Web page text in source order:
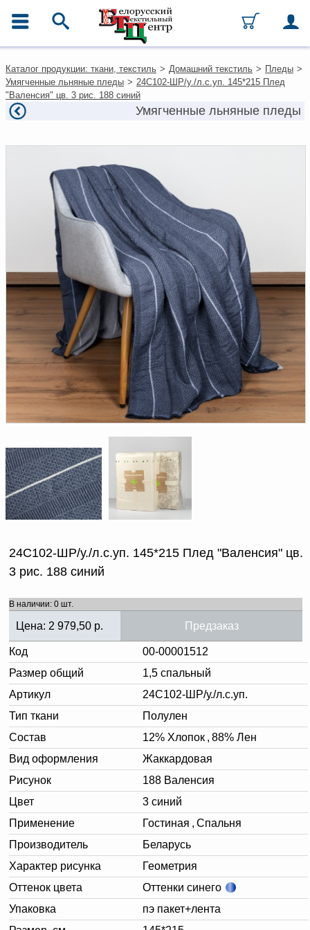
Каталог
Ткани
Домашний текстиль
Одежда
Текстиль для ресторанов и
Текстильная галантерея и
фурнитура
Условия работы
Оплата и доставка
Как оформить заказ
Вакансии
Как нас найти
Написать нам
Доверенность на
получение груза
Документы по работе с
персональными данными
Письмо руководителю
Вопросы и ответы
Новости | Статьи
Каталог продукции: ткани, текстиль > Домашний текстиль > Пледы >
Умягченные льняные пледы > 24С102-ШР/у./л.с.уп. 145*215 Плед
"Валенсия" цв. 3 рис. 188 синий
Умягченные льняные пледы
24С102-ШР/у./л.с.уп. 145*215 Плед "Валенсия" цв.
3 рис. 188 синий
В наличии: 0 шт.
Цена: 2 979,50 р. Предзаказ
Код
00-00001512
Размер общий
1,5 спальный
Артикул
24С102-ШР/у./л.с.уп.
Тип ткани
Полулен
Состав
12% Хлопок , 88% Лен
Вид оформления
Жаккардовая
Рисунок
188 Валенсия
Цвет
3 синий
Применение
Гостиная , Спальня
Производитель
Беларусь
Характер рисунка
Геометрия
Оттенок цвета
Оттенки синего
Упаковка
пэ пакет+лента
Добавить